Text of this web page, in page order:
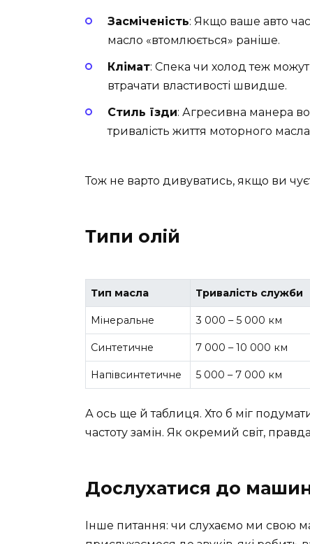
Засміченість: Якщо ваше авто
масло «втомлюється» раніше.
Клімат: Спека чи холод теж
втрачати властивості швидше.
Стиль їзди: Агресивна манера
тривалість життя моторного
Тож не варто дивуватись, якщо ви
Типи олій
Тип масла Тривалість служби
Мінеральне 3 000 – 5 000 км
Синтетичне 7 000 – 10 000 км
Напівсинтетичне 5 000 – 7 000 км
А ось ще й таблиця. Хто б міг
частоту замін. Як окремий світ,
Дослухатися до
Інше питання: чи слухаємо ми свою